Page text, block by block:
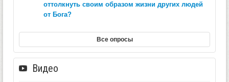
оттолкнуть своим образом жизни других людей
от Бога?
Все опросы
Видео